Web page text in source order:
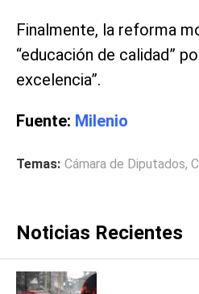
Finalmente, la reforma
“educación de calidad”
excelencia”.
Fuente: Milenio
Temas: Cámara de Diputados,
Noticias Recientes